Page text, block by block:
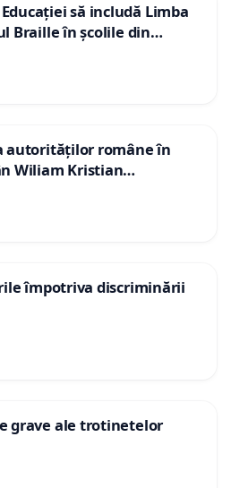
să includă Limba
Braille în școlile din
autorităților române în
Wiliam Kristian
în Danemarca de
împotriva discriminării
grave ale trotinetelor